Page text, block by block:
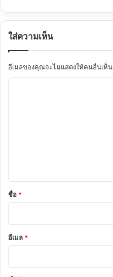
ใส่ความเห็น
อีเมลของคุณจะไม่แสดงให้คนอื่นเห็น
*
ชื่อ *
อีเมล *